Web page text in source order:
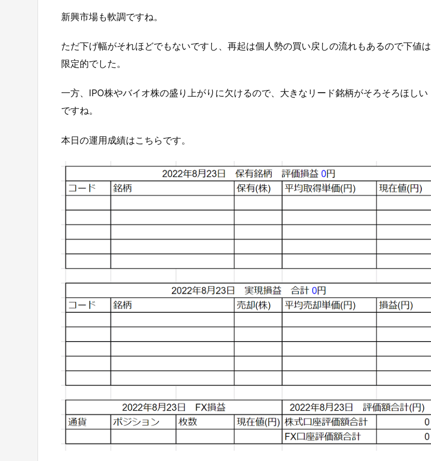
新興市場も軟調ですね。
ただ下げ幅がそれほどでもないですし、再起は個人勢の買い戻しの流れもあるので下値は
限定的でした。
一方、IPO株やバイオ株の盛り上がりに欠けるので、大きなリード銘柄がそろそろほしい
ですね。
本日の運用成績はこちらです。